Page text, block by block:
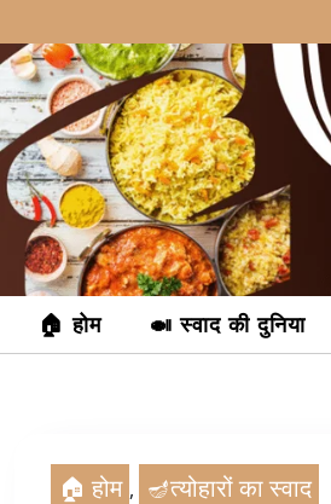
to
content
🏠 होम 🍛 स्वाद की दुनिया
🏠 होम , 🪔त्योहारों का स्वाद